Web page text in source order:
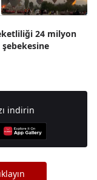
24 milyon
şebekesine
indirin